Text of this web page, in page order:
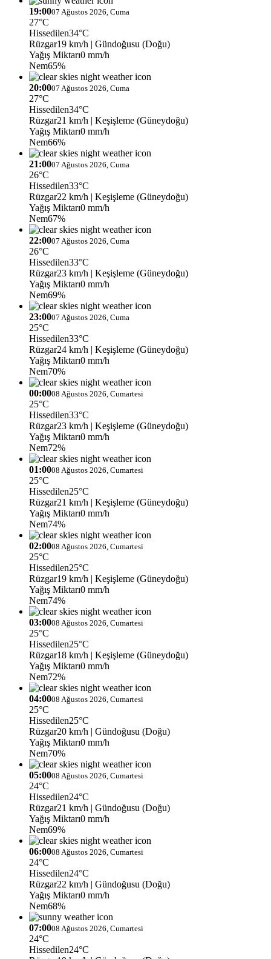
19:0007 Ağustos 2026, Cuma
27°C
Hissedilen34°C
Rüzgar19 km/h | Gündoğusu (Doğu)
Yağış Miktarı0 mm/h
Nem65%
20:0007 Ağustos 2026, Cuma
27°C
Hissedilen34°C
Rüzgar21 km/h | Keşişleme (Güneydoğu)
Yağış Miktarı0 mm/h
Nem66%
21:0007 Ağustos 2026, Cuma
26°C
Hissedilen33°C
Rüzgar22 km/h | Keşişleme (Güneydoğu)
Yağış Miktarı0 mm/h
Nem67%
22:0007 Ağustos 2026, Cuma
26°C
Hissedilen33°C
Rüzgar23 km/h | Keşişleme (Güneydoğu)
Yağış Miktarı0 mm/h
Nem69%
23:0007 Ağustos 2026, Cuma
25°C
Hissedilen33°C
Rüzgar24 km/h | Keşişleme (Güneydoğu)
Yağış Miktarı0 mm/h
Nem70%
00:0008 Ağustos 2026, Cumartesi
25°C
Hissedilen33°C
Rüzgar23 km/h | Keşişleme (Güneydoğu)
Yağış Miktarı0 mm/h
Nem72%
01:0008 Ağustos 2026, Cumartesi
25°C
Hissedilen25°C
Rüzgar21 km/h | Keşişleme (Güneydoğu)
Yağış Miktarı0 mm/h
Nem74%
02:0008 Ağustos 2026, Cumartesi
25°C
Hissedilen25°C
Rüzgar19 km/h | Keşişleme (Güneydoğu)
Yağış Miktarı0 mm/h
Nem74%
03:0008 Ağustos 2026, Cumartesi
25°C
Hissedilen25°C
Rüzgar18 km/h | Keşişleme (Güneydoğu)
Yağış Miktarı0 mm/h
Nem72%
04:0008 Ağustos 2026, Cumartesi
25°C
Hissedilen25°C
Rüzgar20 km/h | Gündoğusu (Doğu)
Yağış Miktarı0 mm/h
Nem70%
05:0008 Ağustos 2026, Cumartesi
24°C
Hissedilen24°C
Rüzgar21 km/h | Gündoğusu (Doğu)
Yağış Miktarı0 mm/h
Nem69%
06:0008 Ağustos 2026, Cumartesi
24°C
Hissedilen24°C
Rüzgar22 km/h | Gündoğusu (Doğu)
Yağış Miktarı0 mm/h
Nem68%
07:0008 Ağustos 2026, Cumartesi
24°C
Hissedilen24°C